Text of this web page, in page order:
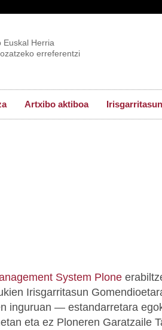
Euskal Herria
erreferentzi
Artxibo aktiboa
System Plone
Irisgarritasun
inguruan — estandarretara
eta ez Ploneren Garatzaile